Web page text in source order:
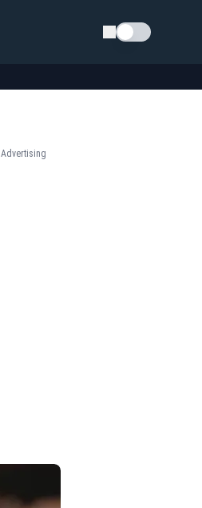
Schimba tema
Advertising